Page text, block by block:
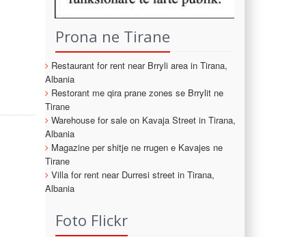
Prona ne Tirane
Restaurant for rent near Brryli area in Tirana,
Albania
Restorant me qira prane zones se Brrylit ne
Tirane
Warehouse for sale on Kavaja Street in Tirana,
Albania
Magazine per shitje ne rrugen e Kavajes ne
Tirane
Villa for rent near Durresi street in Tirana,
Albania
Foto Flickr